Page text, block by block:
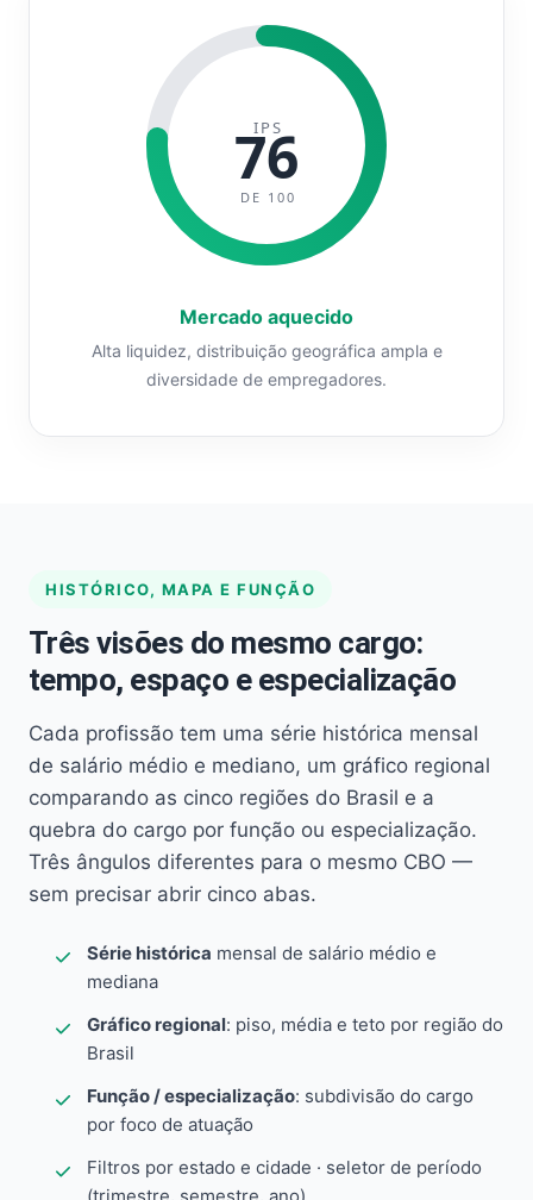
IPS
76
DE 100
Mercado aquecido
Alta liquidez, distribuição geográfica ampla e
diversidade de empregadores.
HISTÓRICO, MAPA E FUNÇÃO
Três visões do mesmo cargo:
tempo, espaço e especialização
Cada profissão tem uma série histórica mensal
de salário médio e mediano, um gráfico regional
comparando as cinco regiões do Brasil e a
quebra do cargo por função ou especialização.
Três ângulos diferentes para o mesmo CBO —
sem precisar abrir cinco abas.
Série histórica mensal de salário médio e
mediana
Gráfico regional: piso, média e teto por região do
Brasil
Função / especialização: subdivisão do cargo
por foco de atuação
Filtros por estado e cidade · seletor de período